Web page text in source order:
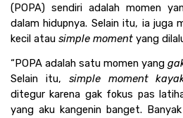
(POPA) sendiri adalah momen
dalam hidupnya. Selain itu, ia juga
kecil atau simple moment yang
“POPA adalah satu momen yang
Selain itu, simple moment
ditegur karena gak fokus pas
yang aku kangenin banget.